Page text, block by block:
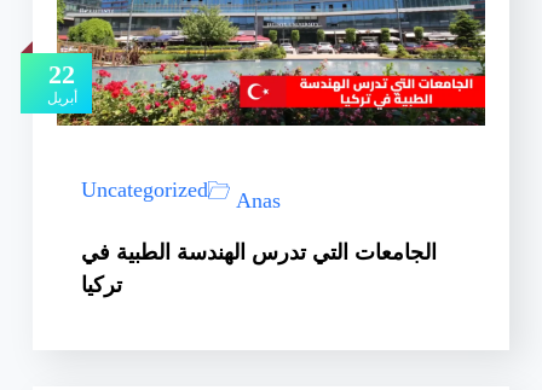
22
أبريل
Anas
Uncategorized
الجامعات التي تدرس الهندسة الطبية في
تركيا